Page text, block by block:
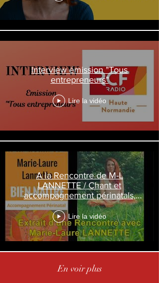
Interview émission "Tous
entrepreneurs"
Lire la vidéo
A la Rencontre de M-L
LANNETTE / Chant et
accompagnement périnatals,
Massage, Relax...#3
Lire la vidéo
En voir plus